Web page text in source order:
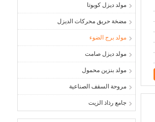
مولد ديزل كوبوتا
مضخة حريق محركات الديزل
مولد برج الضوء
مولد ديزل صامت
مولد بنزين محمول
مروحة السقف الصناعية
جامع رذاذ الزيت